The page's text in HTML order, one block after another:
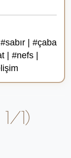
| #çaba
| #nefs |
1)